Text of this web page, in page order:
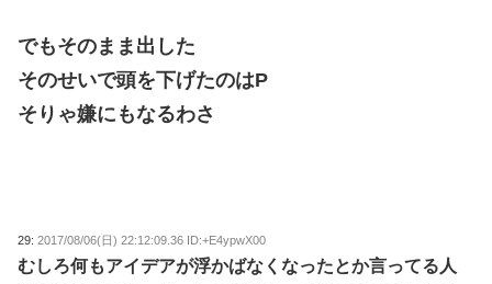
でもそのまま出した
そのせいで頭を下げたのはP
そりゃ嫌にもなるわさ
29:2017/08/06(日) 22:12:09.36 ID:+E4ypwX00
むしろ何もアイデアが浮かばなくなったとか言ってる人